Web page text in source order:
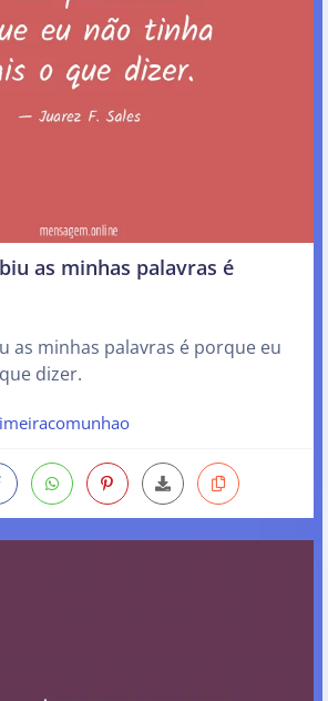
as minhas palavras é
as minhas palavras é porque eu
dizer.